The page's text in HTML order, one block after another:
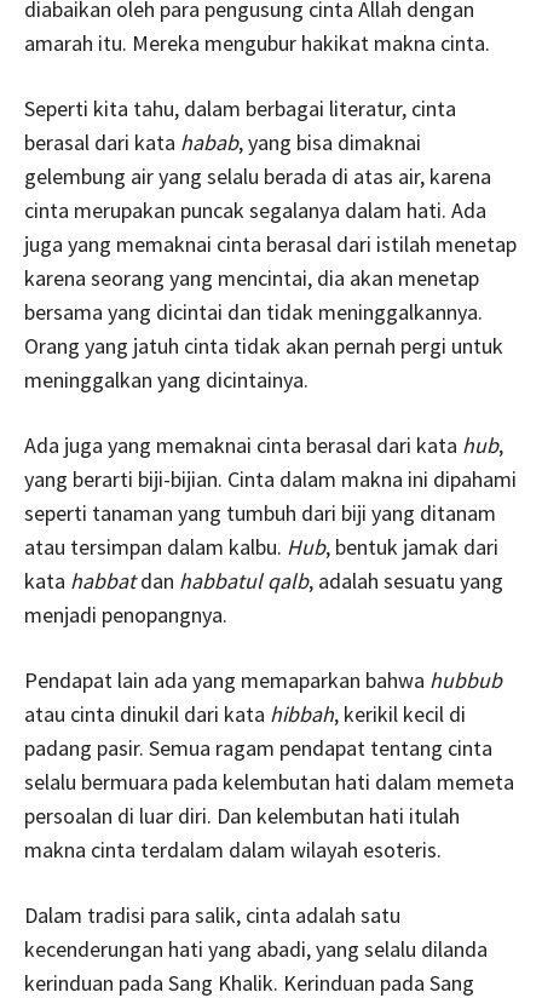
diabaikan oleh para pengusung cinta Allah dengan
amarah itu. Mereka mengubur hakikat makna cinta.
Seperti kita tahu, dalam berbagai literatur, cinta
berasal dari kata habab, yang bisa dimaknai
gelembung air yang selalu berada di atas air, karena
cinta merupakan puncak segalanya dalam hati. Ada
juga yang memaknai cinta berasal dari istilah menetap
karena seorang yang mencintai, dia akan menetap
bersama yang dicintai dan tidak meninggalkannya.
Orang yang jatuh cinta tidak akan pernah pergi untuk
meninggalkan yang dicintainya.
Ada juga yang memaknai cinta berasal dari kata hub,
yang berarti biji-bijian. Cinta dalam makna ini dipahami
seperti tanaman yang tumbuh dari biji yang ditanam
atau tersimpan dalam kalbu. Hub, bentuk jamak dari
kata habbatdan habbatul qalb, adalah sesuatu yang
menjadi penopangnya.
Pendapat lain ada yang memaparkan bahwa hubbub
atau cinta dinukil dari kata hibbah, kerikil kecil di
padang pasir. Semua ragam pendapat tentang cinta
selalu bermuara pada kelembutan hati dalam memeta
persoalan di luar diri. Dan kelembutan hati itulah
makna cinta terdalam dalam wilayah esoteris.
Dalam tradisi para salik, cinta adalah satu
kecenderungan hati yang abadi, yang selalu dilanda
kerinduan pada Sang Khalik. Kerinduan pada Sang